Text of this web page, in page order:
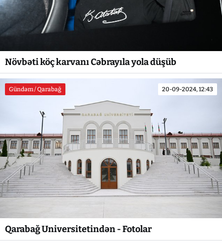
Növbəti köç karvanı Cəbrayıla yola düşüb
Gündəm / Qarabağ 20-09-2024, 12:43
Qarabağ Universitetindən - Fotolar